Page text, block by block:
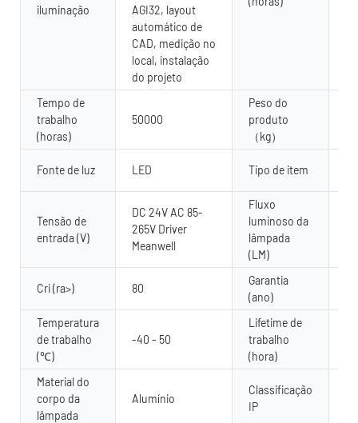
iluminação
AGI32, layout
automático de
CAD, medição no
local, instalação
do projeto
Tempo de
trabalho
(horas)
50000
Peso do
produto
（kg）
Fonte de luz LED Tipo de item
Tensão de
entrada (V)
DC 24V AC 85-
265V Driver
Meanwell
Fluxo
luminoso da
lâmpada
(LM)
Cri (ra>) 80
Garantia
(ano)
Temperatura
de trabalho
(℃)
-40 - 50
Lifetime de
trabalho
(hora)
Material do
corpo da
lâmpada
Alumínio
Classificação
IP